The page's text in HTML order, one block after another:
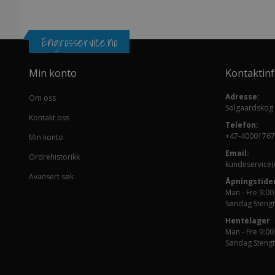
Engrosservice.no
Min konto
Om oss
Kontakt oss
Min konto
Ordrehistorikk
Avansert søk
Adresse:
Telefon:
+47-40001767
Email:
Man - Fre
Søndag Stengt
Hentelager
Man - Fre
Søndag Stengt